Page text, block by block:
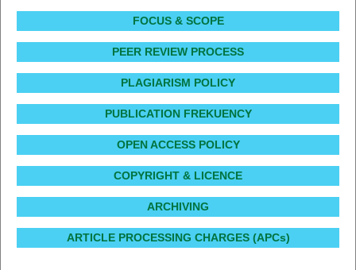
FOCUS & SCOPE
PEER REVIEW PROCESS
PLAGIARISM POLICY
PUBLICATION FREKUENCY
OPEN ACCESS POLICY
COPYRIGHT & LICENCE
ARCHIVING
ARTICLE PROCESSING CHARGES (APCs)